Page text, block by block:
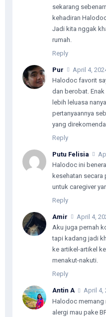
sekarang
kehadiran
Jadi kita nggak
rumah.
Reply
Pur
April 4,
Halodoc favorit
dan berobat.
lebih leluasa
pertanyaannya
yang
Reply
Putu Felisia
Halodoc ini
kesehatan
untuk caregiver
Reply
Amir
April 4,
Aku juga pernah
tapi kadang jadi
ke artikel-artikel
menakut-nakuti.
Reply
Antin A
April 4,
Halodoc memang
alergi mau pake